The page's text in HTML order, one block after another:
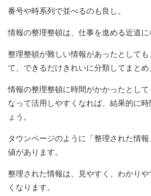
番号や時系列で並べるのも良し。
情報の整理整頓は、仕事を進める近道に
整理整頓が難しい情報があったとしても
て、できるだけきれいに分類してまとめ
情報の整理整頓に時間がかかったとして
なって活用しやすくなれば、結果的に
ょう。
タウンページのように「整理された情
値があります。
整理された情報は、見やすく、わかり
くなります。